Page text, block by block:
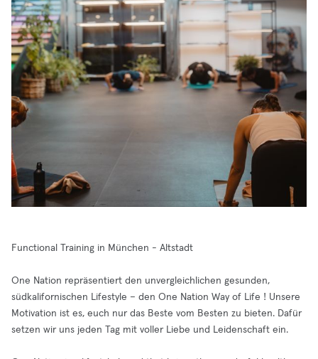
Functional Training in München - Altstadt
One Nation repräsentiert den unvergleichlichen gesunden,
südkalifornischen Lifestyle – den One Nation Way of Life ! Unsere
Motivation ist es, euch nur das Beste vom Besten zu bieten. Dafür
setzen wir uns jeden Tag mit voller Liebe und Leidenschaft ein.